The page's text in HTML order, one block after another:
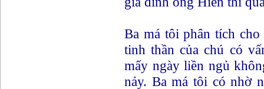
Ba má tôi phân tích
tinh thần của chú có
mấy ngày liền ngủ
nảy. Ba má tôi có nhờ